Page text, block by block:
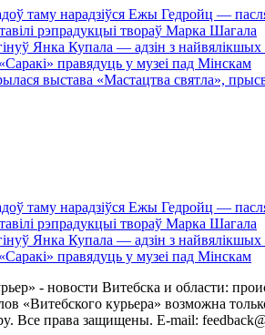
таму нарадзіўся Ежы Гедройц —
рэпрадукцыі твораў Марка Шагала
Янка Купала — адзін з найвялікшых
правядуць у музеі пад Мінскам
выстава «Мастацтва святла»,
таму нарадзіўся Ежы Гедройц —
рэпрадукцыі твораў Марка Шагала
Янка Купала — адзін з найвялікшых
правядуць у музеі пад Мінскам
- новости Витебска и области:
«Витебского курьера» возможна
Все права защищены. E-mail: